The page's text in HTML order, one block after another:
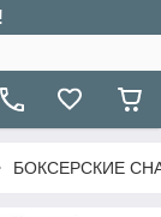
БОКСЕРСКИЕ